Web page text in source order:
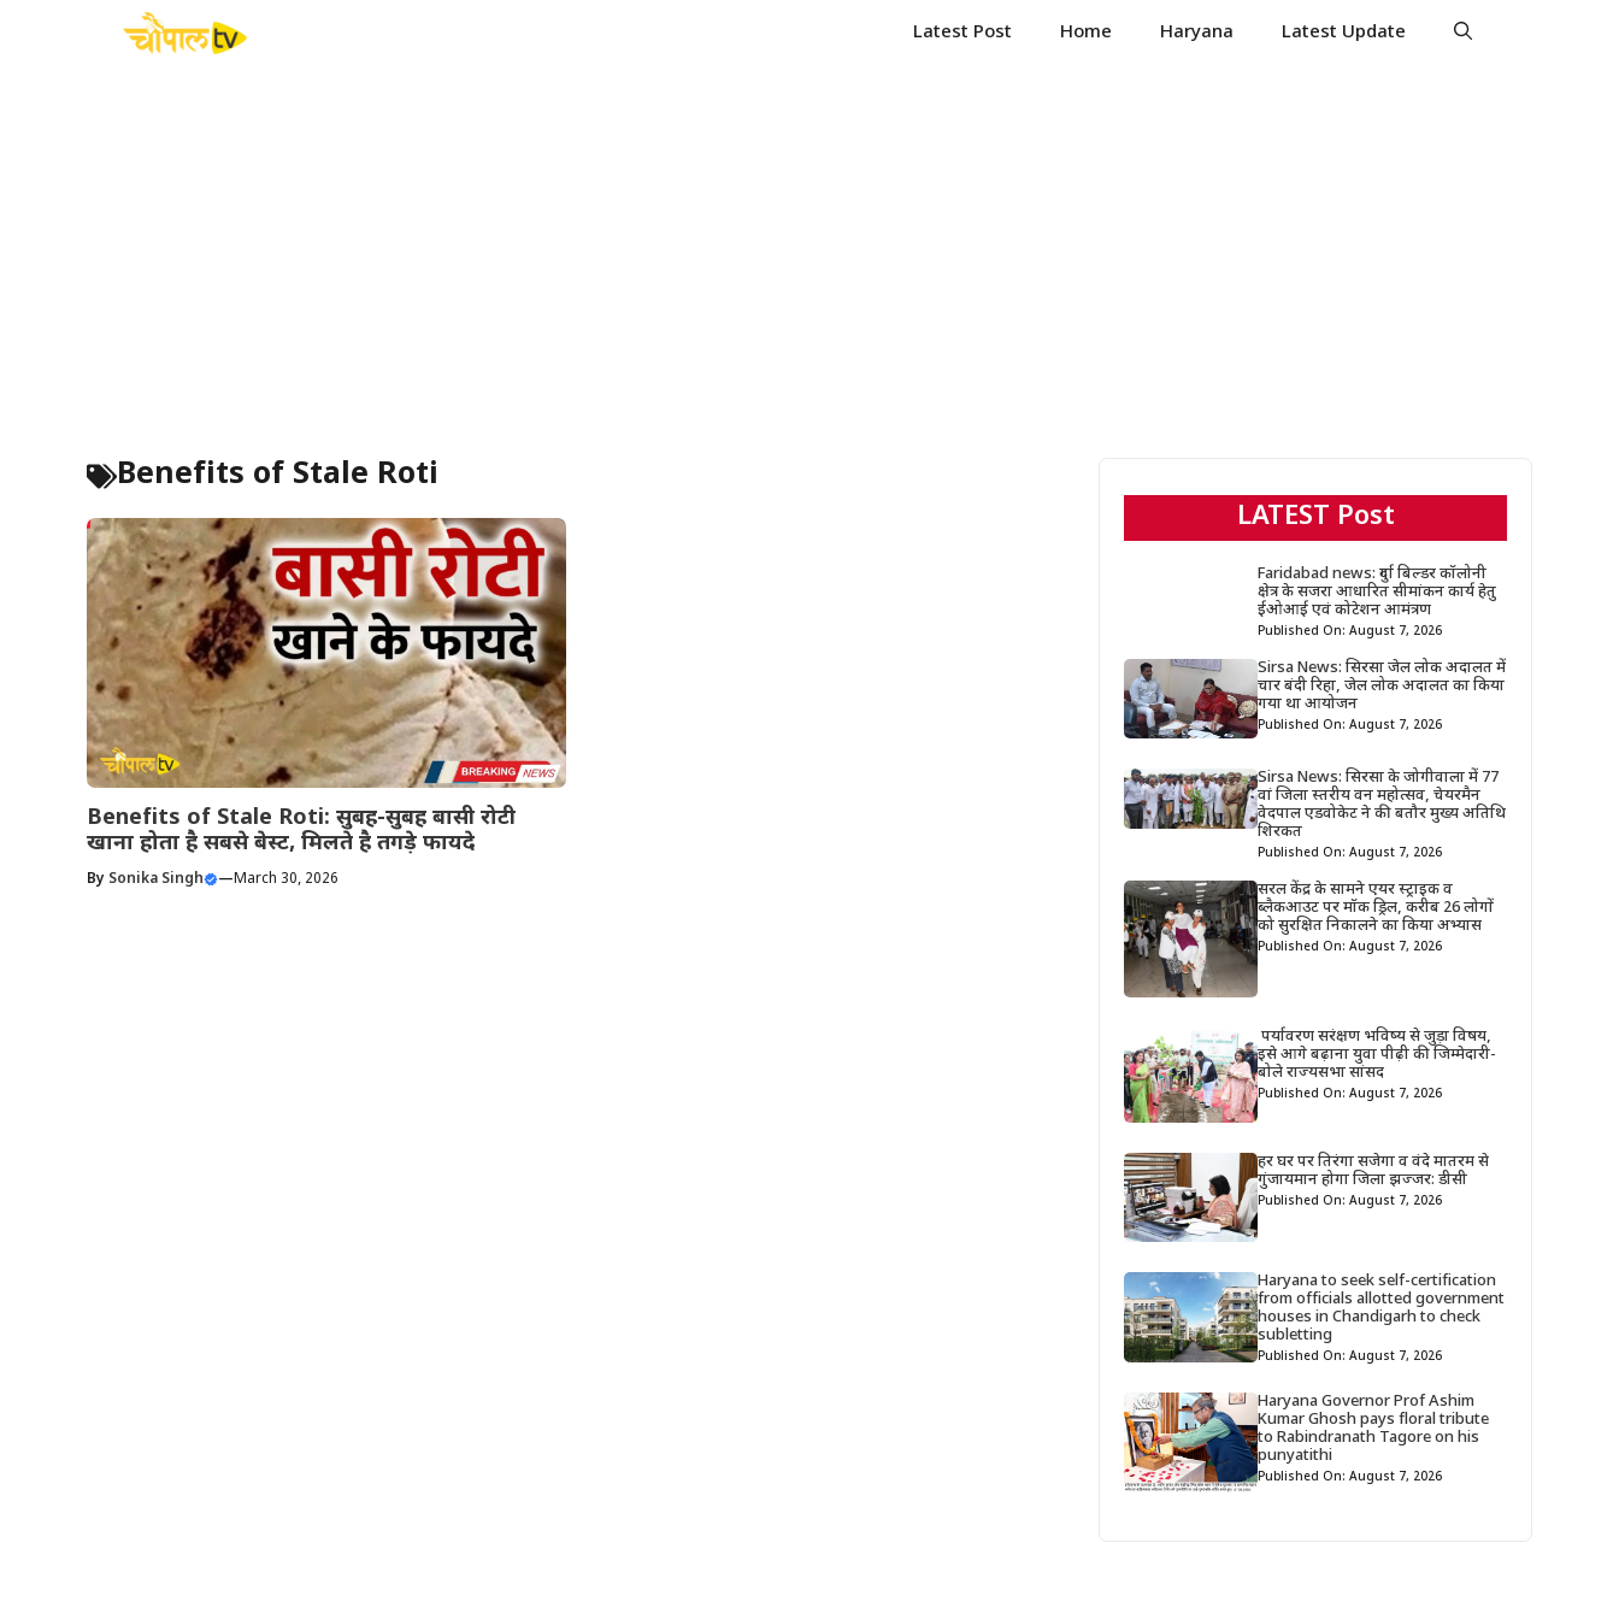
Latest Post Home Haryana Latest Update
Benefits of Stale Roti
Benefits of Stale Roti: सुबह-सुबह बासी रोटी
खाना होता है सबसे बेस्ट, मिलते है तगड़े फायदे
By Sonika Singh —March 30, 2026
LATEST Post
Faridabad news: दुर्गा बिल्डर कॉलोनी
क्षेत्र के सजरा आधारित सीमांकन कार्य हेतु
ईओआई एवं कोटेशन आमंत्रण
Published On: August 7, 2026
Sirsa News: सिरसा जेल लोक अदालत में
चार बंदी रिहा, जेल लोक अदालत का किया
गया था आयोजन
Published On: August 7, 2026
Sirsa News: सिरसा के जोगीवाला में 77
वां जिला स्तरीय वन महोत्सव, चेयरमैन
वेदपाल एडवोकेट ने की बतौर मुख्य अतिथि
शिरकत
Published On: August 7, 2026
सरल केंद्र के सामने एयर स्ट्राइक व
ब्लैकआउट पर मॉक ड्रिल, करीब 26 लोगों
को सुरक्षित निकालने का किया अभ्यास
Published On: August 7, 2026
पर्यावरण सरंक्षण भविष्य से जुड़ा विषय,
इसे आगे बढ़ाना युवा पीढ़ी की जिम्मेदारी-
बोले राज्यसभा सांसद
Published On: August 7, 2026
हर घर पर तिरंगा सजेगा व वंदे मातरम से
गुंजायमान होगा जिला झज्जर: डीसी
Published On: August 7, 2026
Haryana to seek self-certification
from officials allotted government
houses in Chandigarh to check
subletting
Published On: August 7, 2026
Haryana Governor Prof Ashim
Kumar Ghosh pays floral tribute
to Rabindranath Tagore on his
punyatithi
Published On: August 7, 2026